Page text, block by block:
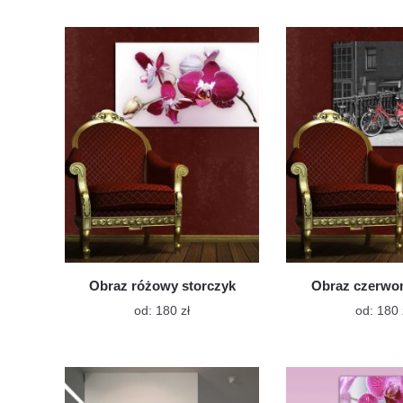
wiele
wariantów.
Opcje
można
wybrać
na
Obraz różowy storczyk
od: 180 złTen
wiele
Obraz
od: 180